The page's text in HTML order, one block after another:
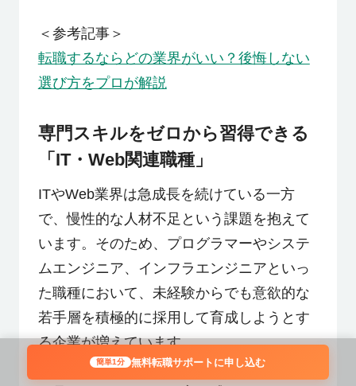
＜参考記事＞
転職するならどの業界がいい？後悔しない
選び方をプロが解説
専門スキルをゼロから習得できる
「IT・Web関連職種」
ITやWeb業界は急成長を続けている一方
で、慢性的な人材不足という課題を抱えて
います。そのため、プログラマーやシステ
ムエンジニア、インフラエンジニアといっ
た職種において、未経験からでも意欲的な
若手層を積極的に採用して育成しようとす
る企業が増えています。
簡単1分 無料転職サポートに申し込む